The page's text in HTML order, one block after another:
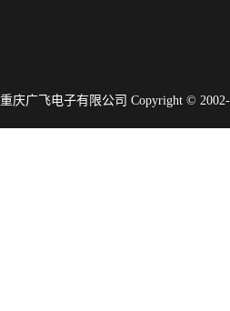
重庆广飞电子有限公司 Copyright © 2002-